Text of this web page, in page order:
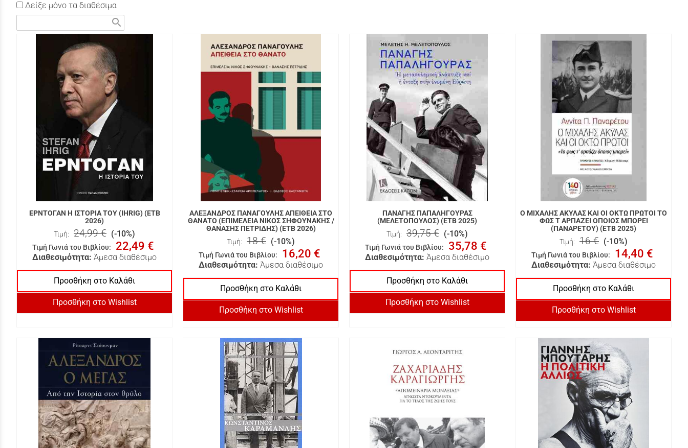
Δείξε μόνο τα διαθέσιμα
search
ΕΡΝΤΟΓΑΝ Η ΙΣΤΟΡΙΑ ΤΟΥ (IHRIG) (ΕΤΒ
2026)
Τιμή: 24,99 € (-10%)
Τιμή Γωνιά του Βιβλίου: 22,49 €
Διαθεσιμότητα: Άμεσα διαθέσιμο
Προσθήκη στο Καλάθι
Προσθήκη στο Wishlist
ΑΛΕΞΑΝΔΡΟΣ ΠΑΝΑΓΟΥΛΗΣ ΑΠΕΙΘΕΙΑ ΣΤΟ
ΘΑΝΑΤΟ (ΕΠΙΜΕΛΕΙΑ ΝΙΚΟΣ ΣΗΦΟΥΝΑΚΗΣ /
ΘΑΝΑΣΗΣ ΠΕΤΡΙΔΗΣ) (ΕΤΒ 2026)
Τιμή: 18 € (-10%)
Τιμή Γωνιά του Βιβλίου: 16,20 €
Διαθεσιμότητα: Άμεσα διαθέσιμο
Προσθήκη στο Καλάθι
Προσθήκη στο Wishlist
ΠΑΝΑΓΗΣ ΠΑΠΑΛΗΓΟΥΡΑΣ
(ΜΕΛΕΤΟΠΟΥΛΟΣ) (ΕΤΒ 2025)
Τιμή: 39,75 € (-10%)
Τιμή Γωνιά του Βιβλίου: 35,78 €
Διαθεσιμότητα: Άμεσα διαθέσιμο
Προσθήκη στο Καλάθι
Προσθήκη στο Wishlist
Ο ΜΙΧΑΛΗΣ ΑΚΥΛΑΣ ΚΑΙ ΟΙ ΟΚΤΩ ΠΡΩΤΟΙ ΤΟ
ΦΩΣ Τ ΑΡΠΑΖΕΙ ΟΠΟΙΟΣ ΜΠΟΡΕΙ
(ΠΑΝΑΡΕΤΟΥ) (ΕΤΒ 2025)
Τιμή: 16 € (-10%)
Τιμή Γωνιά του Βιβλίου: 14,40 €
Διαθεσιμότητα: Άμεσα διαθέσιμο
Προσθήκη στο Καλάθι
Προσθήκη στο Wishlist